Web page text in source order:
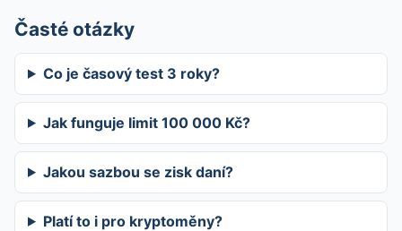
Časté otázky
Co je časový test 3 roky?
Jak funguje limit 100 000 Kč?
Jakou sazbou se zisk daní?
Platí to i pro kryptoměny?